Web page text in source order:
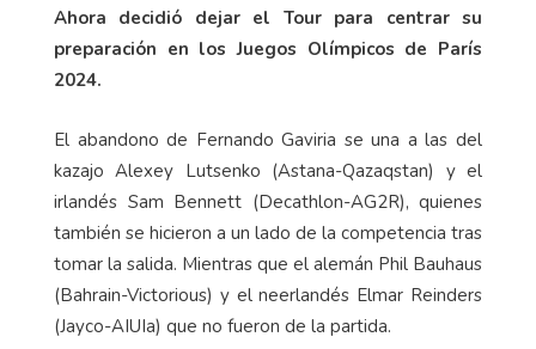
Ahora decidió dejar el Tour para centrar su
preparación en los Juegos Olímpicos de París
2024.
El abandono de Fernando Gaviria se una a las del
kazajo Alexey Lutsenko (Astana-Qazaqstan) y el
irlandés Sam Bennett (Decathlon-AG2R), quienes
también se hicieron a un lado de la competencia tras
tomar la salida. Mientras que el alemán Phil Bauhaus
(Bahrain-Victorious) y el neerlandés Elmar Reinders
(Jayco-AIUIa) que no fueron de la partida.